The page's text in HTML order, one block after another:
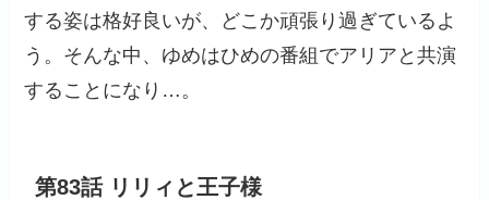
する姿は格好良いが、どこか頑張り過ぎているよ
う。そんな中、ゆめはひめの番組でアリアと共演
することになり…。
第83話 リリィと王子様